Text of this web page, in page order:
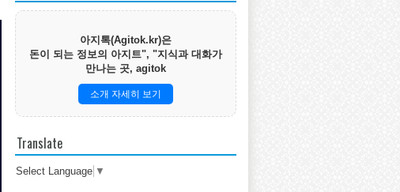
아지톡(Agitok.kr)은
돈이 되는 정보의 아지트", "지식과 대화가
만나는 곳, agitok
소개 자세히 보기
Translate
Select Language ▼